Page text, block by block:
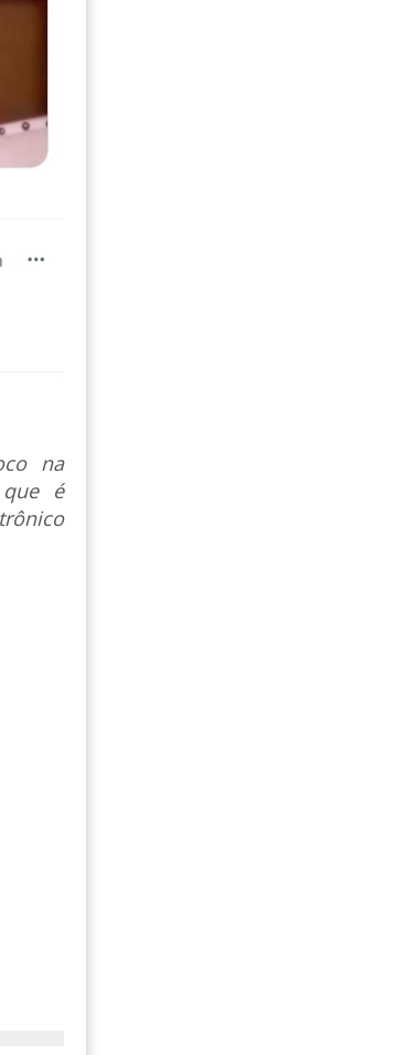
na
que é